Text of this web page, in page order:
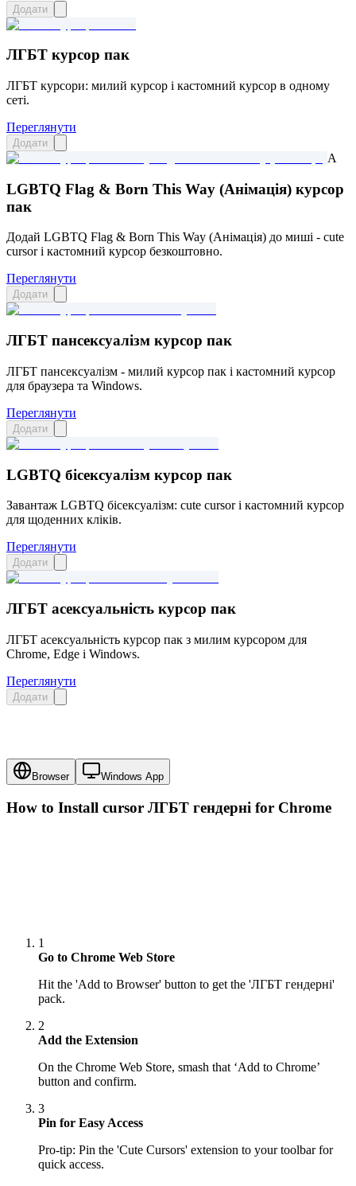
Додати
ЛГБТ курсор пак
ЛГБТ курсори: милий курсор і кастомний курсор в одному
сеті.
Переглянути
Додати
A
LGBTQ Flag & Born This Way (Анімація) курсор
пак
Додай LGBTQ Flag & Born This Way (Анімація) до миші - cute
cursor і кастомний курсор безкоштовно.
Переглянути
Додати
ЛГБТ пансексуалізм курсор пак
ЛГБТ пансексуалізм - милий курсор пак і кастомний курсор
для браузера та Windows.
Переглянути
Додати
LGBTQ бісексуалізм курсор пак
Завантаж LGBTQ бісексуалізм: cute cursor і кастомний курсор
для щоденних кліків.
Переглянути
Додати
ЛГБТ асексуальність курсор пак
ЛГБТ асексуальність курсор пак з милим курсором для
Chrome, Edge і Windows.
Переглянути
Додати
Browser Windows App
How to Install cursor ЛГБТ гендерні for Chrome
1
Go to Chrome Web Store
Hit the 'Add to Browser' button to get the 'ЛГБТ гендерні'
pack.
2
Add the Extension
On the Chrome Web Store, smash that ‘Add to Chrome’
button and confirm.
3
Pin for Easy Access
Pro-tip: Pin the 'Cute Cursors' extension to your toolbar for
quick access.